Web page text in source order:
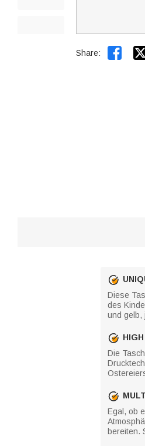
Share: 
Diese
des
und gelb,
Die
Egal, ob
bereiten.